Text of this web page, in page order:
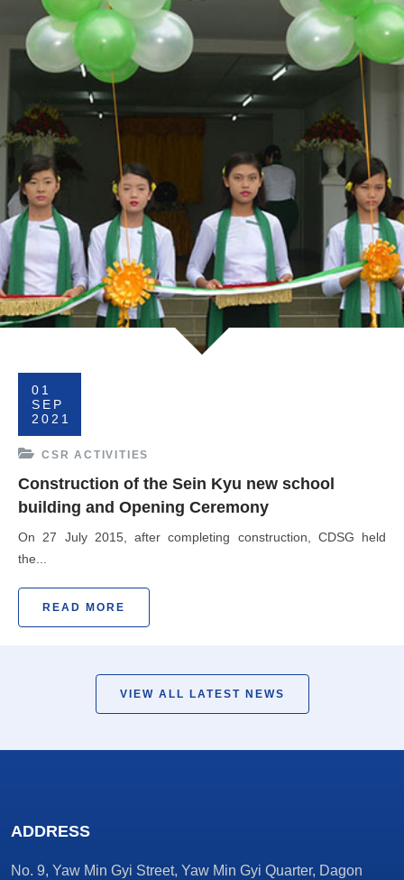
01
SEP
2021
CSR ACTIVITIES
Construction of the Sein Kyu new school
building and Opening Ceremony
On 27 July 2015, after completing construction, CDSG held
the...
READ MORE
VIEW ALL LATEST NEWS
ADDRESS
No. 9, Yaw Min Gyi Street, Yaw Min Gyi Quarter, Dagon